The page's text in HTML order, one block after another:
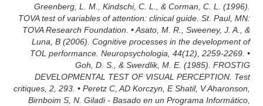
Greenberg, L. M., Kindschi, C. L., & Corman, C. L. (1996).
TOVA test of variables of attention: clinical guide. St. Paul, MN:
TOVA Research Foundation. • Asato, M. R., Sweeney, J. A., &
Luna, B (2006). Cognitive processes in the development of
TOL performance. Neuropsychologia, 44(12), 2259-2269. •
Goh, D. S., & Swerdlik, M. E. (1985). FROSTIG
DEVELOPMENTAL TEST OF VISUAL PERCEPTION. Test
critiques, 2, 293. • Peretz C, AD Korczyn, E Shatil, V Aharonson,
Birnboim S, N. Giladi - Basado en un Programa Informático,